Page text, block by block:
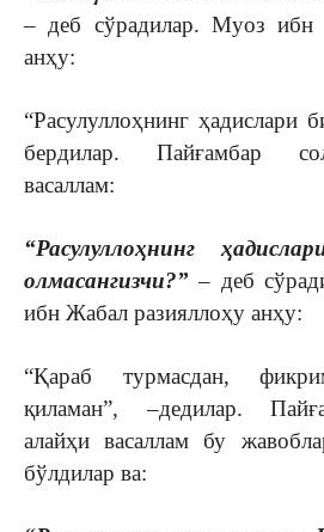
– деб сўрадилар. Муоз ибн
анҳу:
“Расулуллоҳнинг ҳадислари
бердилар. Пайғамбар
васаллам:
“Расулуллоҳнинг
олмасангизчи?” – деб
ибн Жабал разияллоҳу анҳу:
“Қараб турмасдан,
қиламан”, –дедилар.
алайҳи васаллам бу
бўлдилар ва: